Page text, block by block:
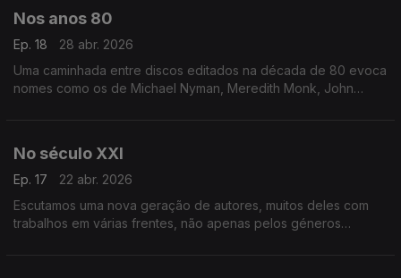
Nos anos 80
Ep. 18
28 abr. 2026
Uma caminhada entre discos editados na década de 80 evoca
nomes como os de Michael Nyman, Meredith Monk, John
No século XXI
Ep. 17
22 abr. 2026
Escutamos uma nova geração de autores, muitos deles com
trabalhos em várias frentes, não apenas pelos géneros